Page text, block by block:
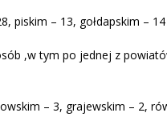
piskim – 13, gołdapskim –
,w tym po jednej z
– 3, grajewskim – 2,